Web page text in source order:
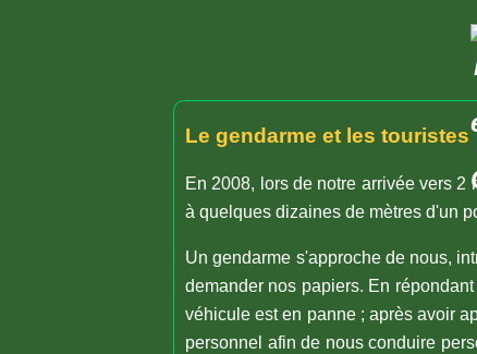
Le gendarme et les touristes
En 2008, lors de notre arrivée vers
à quelques dizaines de mètres d'un
Un gendarme s'approche de nous,
demander nos papiers. En
véhicule est en panne ; après avoir
personnel afin de nous conduire